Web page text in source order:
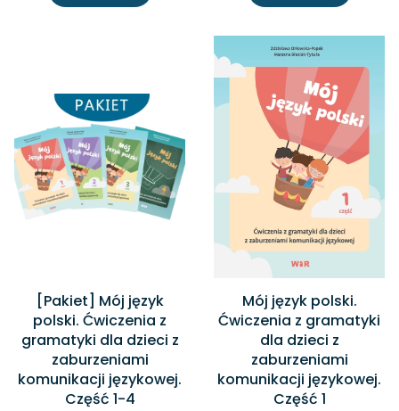
[Pakiet] Mój język
polski. Ćwiczenia z
gramatyki dla dzieci z
zaburzeniami
komunikacji językowej.
Część 1-4
Mój język polski.
Ćwiczenia z gramatyki
dla dzieci z
zaburzeniami
komunikacji językowej.
Część 1